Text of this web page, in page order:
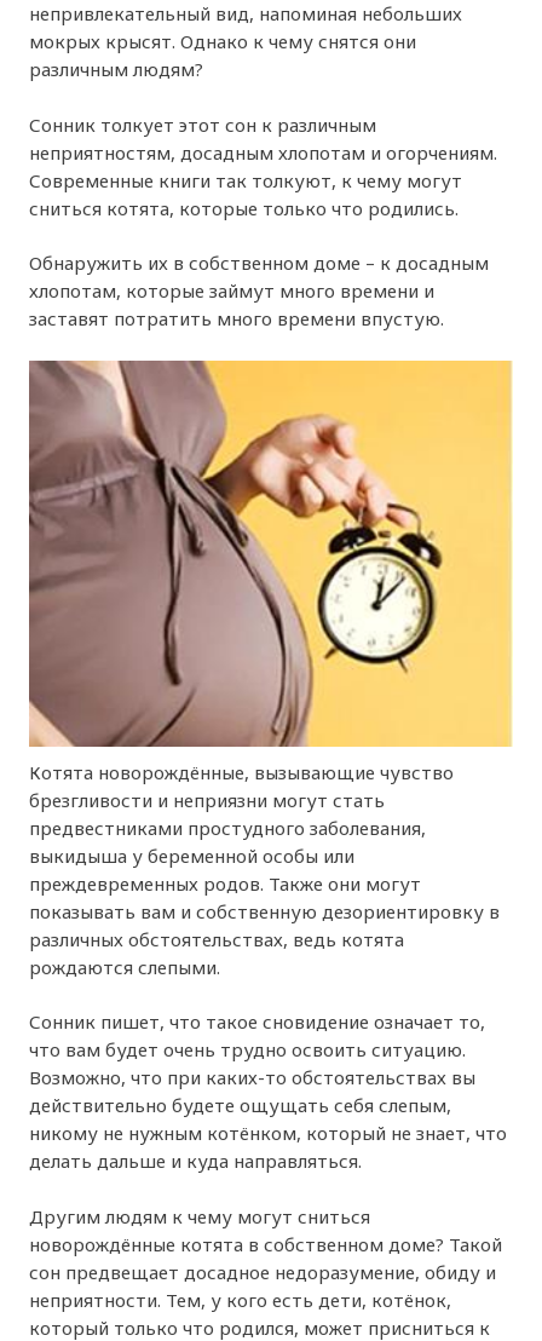
непривлекательный вид, напоминая небольших
мокрых крысят. Однако к чему снятся они
различным людям?
Сонник толкует этот сон к различным
неприятностям, досадным хлопотам и огорчениям.
Современные книги так толкуют, к чему могут
сниться котята, которые только что родились.
Обнаружить их в собственном доме – к досадным
хлопотам, которые займут много времени и
заставят потратить много времени впустую.
Котята новорождённые, вызывающие чувство
брезгливости и неприязни могут стать
предвестниками простудного заболевания,
выкидыша у беременной особы или
преждевременных родов. Также они могут
показывать вам и собственную дезориентировку в
различных обстоятельствах, ведь котята
рождаются слепыми.
Сонник пишет, что такое сновидение означает то,
что вам будет очень трудно освоить ситуацию.
Возможно, что при каких-то обстоятельствах вы
действительно будете ощущать себя слепым,
никому не нужным котёнком, который не знает, что
делать дальше и куда направляться.
Другим людям к чему могут сниться
новорождённые котята в собственном доме? Такой
сон предвещает досадное недоразумение, обиду и
неприятности. Тем, у кого есть дети, котёнок,
который только что родился, может присниться к